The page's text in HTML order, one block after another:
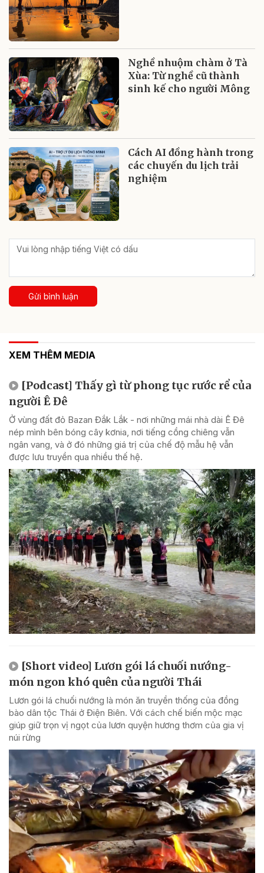
Nghề nhuộm chàm ở Tà
Xùa: Từ nghề cũ thành
sinh kế cho người Mông
Cách AI đồng hành trong
các chuyến du lịch trải
nghiệm
Gửi bình luận
XEM THÊM MEDIA
[Podcast] Thấy gì từ phong tục rước rể của
người Ê Đê
Ở vùng đất đỏ Bazan Đắk Lắk - nơi những mái nhà dài Ê Đê
nép mình bên bóng cây kơnia, nơi tiếng cồng chiêng vẫn
ngân vang, và ở đó những giá trị của chế độ mẫu hệ vẫn
được lưu truyền qua nhiều thế hệ.
[Short video] Lươn gói lá chuối nướng-
món ngon khó quên của người Thái
Lươn gói lá chuối nướng là món ăn truyền thống của đồng
bào dân tộc Thái ở Điện Biên. Với cách chế biến mộc mạc
giúp giữ trọn vị ngọt của lươn quyện hương thơm của gia vị
núi rừng